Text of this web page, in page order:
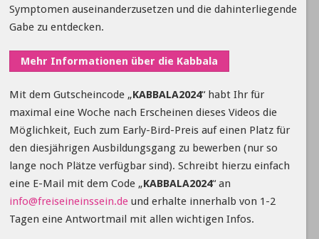
Symptomen auseinanderzusetzen und die dahinterliegende
Gabe zu entdecken.
Mehr Informationen über die Kabbala
Mit dem Gutscheincode „KABBALA2024“ habt Ihr für
maximal eine Woche nach Erscheinen dieses Videos die
Möglichkeit, Euch zum Early-Bird-Preis auf einen Platz für
den diesjährigen Ausbildungsgang zu bewerben (nur so
lange noch Plätze verfügbar sind). Schreibt hierzu einfach
eine E-Mail mit dem Code „KABBALA2024“ an
info@freiseineinssein.deund erhalte innerhalb von 1-2
Tagen eine Antwortmail mit allen wichtigen Infos.